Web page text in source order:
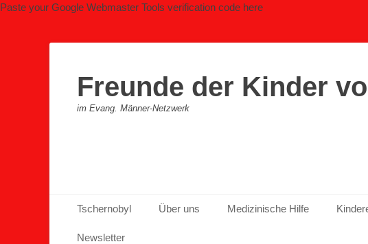
Paste your Google Webmaster Tools verification code here
Freunde der Kinder
im Evang. Männer-Netzwerk
Primäres Menü
Inhalt
springen
Tschernobyl Über uns Medizinische Hilfe
Newsletter